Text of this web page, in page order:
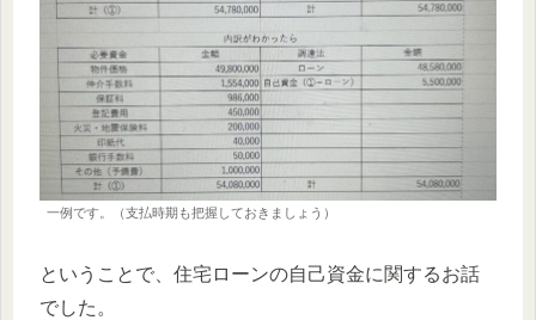
一例です。（支払時期も把握しておきましょう）
ということで、住宅ローンの自己資金に関するお話
でした。